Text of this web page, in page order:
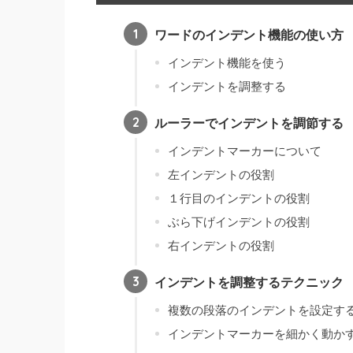
ワードのインデント機能の使い方
インデント機能を使う
インデントを調整する
ルーラーでインデントを調節する
インデントマーカーについて
左インデントの役割
１行目のインデントの役割
ぶら下げインデントの役割
右インデントの役割
インデントを調整するテクニック
複数の段落のインデントを設定す
インデントマーカーを細かく動か